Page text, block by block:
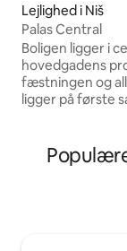
Lejlighed i Niš
Palas Central
Boligen ligger i
hovedgadens
fæstningen og
ligger på første
nummer 106). Lejligheden blev
fuldstændig
Lejlighedens